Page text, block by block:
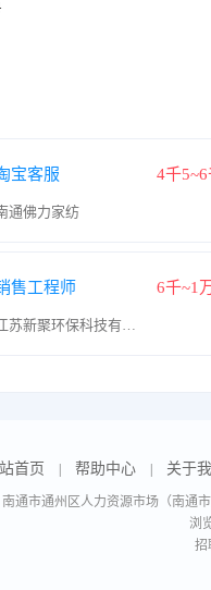
宝客服 4千5~6
通佛力家纺
售工程师 6千~1
江苏新聚环保科技有限公司
首页 帮助中心 关于我
通市通州区人力资源市场（南通
浏
招